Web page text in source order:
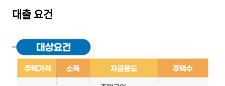
대출 요건